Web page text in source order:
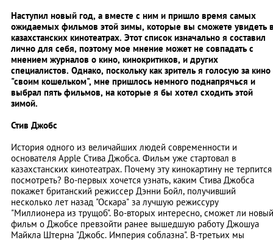
Наступил новый год, а вместе с ним и пришло время самых
ожидаемых фильмов этой зимы, которые вы сможете увидеть
казахстанских кинотеатрах. Этот список изначально я составил
лично для себя, поэтому мое мнение может не совпадать с
мнением журналов о кино, кинокритиков, и других
специалистов. Однако, поскольку как зритель я голосую за кино
"своим кошельком", мне пришлось немного поднапрячься и
выбрал пять фильмов, на которые я бы хотел сходить этой
зимой.
Стив Джобс
История одного из величайших людей современности и
основателя Apple Стива Джобса. Фильм уже стартовал в
казахстанских кинотеатрах. Почему эту кинокартину не терпится
посмотреть? Во-первых хочется узнать, каким Стива Джобса
покажет британский режиссер Дэнни Бойл, получивший
несколько лет назад "Оскара" за лучшую режиссуру
"Миллионера из трущоб". Во-вторых интересно, сможет ли новый
фильм о Джобсе превзойти ранее вышедшую работу Джошуа
Майкла Штерна "Джобс. Империя соблазна". В-третьих мы